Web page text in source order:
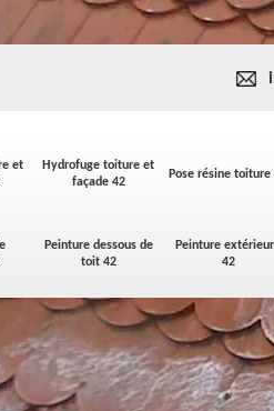
et
Hydrofuge toiture et
façade 42
Pose résine toiture
Peinture dessous de
toit 42
Peinture
42